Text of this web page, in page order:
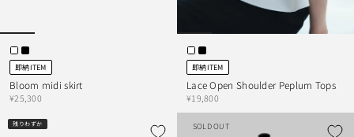
即納ITEM
Bloom midi skirt
¥25,300
即納ITEM
Lace Open Shoulder Peplum Tops
¥19,800
残りわずか SOLD OUT